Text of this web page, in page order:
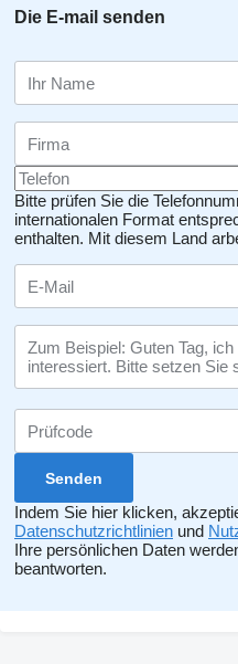
Die E-mail senden
Bitte prüfen Sie die
internationalen Format
enthalten. Mit diesem Land
Indem Sie hier klicken,
Datenschutzrichtlinien und
Ihre persönlichen Daten
beantworten.